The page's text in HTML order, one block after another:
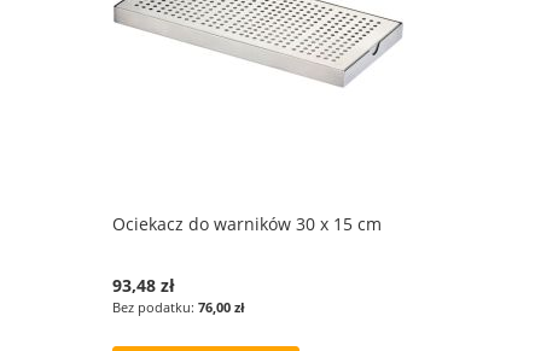
Ociekacz do warników 30 x 15 cm
93,48 zł
76,00 zł